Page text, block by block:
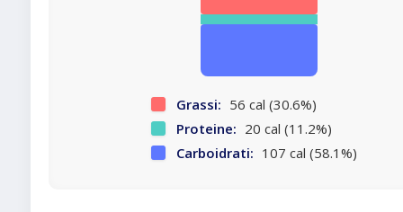
Grassi: 56 cal (30.6%)
Proteine: 20 cal (11.2%)
Carboidrati: 107 cal (58.1%)